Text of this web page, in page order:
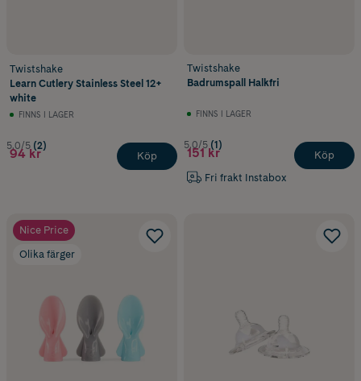
Twistshake
Learn Cutlery Stainless Steel 12+
white
FINNS I LAGER
5.0/5 (2)
94 kr Köp
Twistshake
Badrumspall Halkfri
FINNS I LAGER
5.0/5 (1)
151 kr
Fri frakt Instabox
Köp
Nice Price
Olika färger